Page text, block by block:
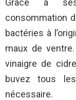
Grâce à
consommation
bactéries à
maux de
vinaigre de
buvez tous
nécessaire.